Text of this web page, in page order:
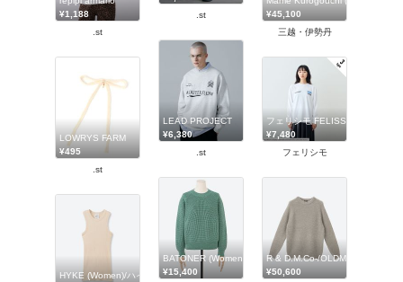
.st
¥1,188
.st
¥45,100
三越・伊勢丹
LEAD PROJECT
¥6,380
.st
LOWRYS FARM
¥495
.st
フェリシモ FELISSIMO
¥7,480
フェリシモ
BATONER (Women)/バトナー
¥15,400
R & D.M.Co-/OLDMAN'S
¥50,600
HYKE (Women)/ハイク